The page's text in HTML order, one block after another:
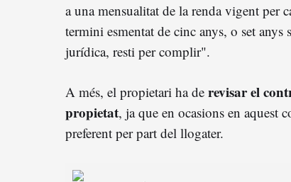
a una mensualitat de la renda vigent per
termini esmentat de cinc anys, o set
jurídica, resti per complir".
A més, el propietari ha de revisar el
propietat, ja que en ocasions en aquest
preferent per part del llogater.